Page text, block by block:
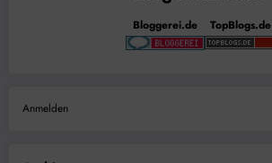
Bloggerei.de TopBlogs.de
Anmelden